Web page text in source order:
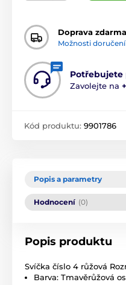
Doprava zdarma
Možnosti doručení
Potřebujete
Zavolejte na
Kód produktu: 9901786
Popis a parametry
Hodnocení (0)
Popis produktu
Svíčka číslo 4 růžová
Barva: Tmavěrůžová